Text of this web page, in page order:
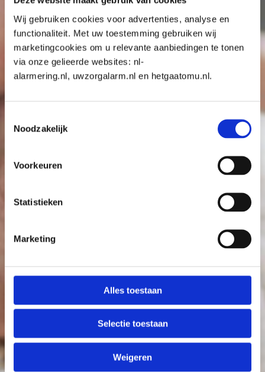
Wij gebruiken cookies voor advertenties, analyse en
functionaliteit. Met uw toestemming gebruiken wij
marketingcookies om u relevante aanbiedingen te tonen
via onze gelieerde websites: nl-
alarmering.nl, uwzorgalarm.nl en hetgaatomu.nl.
Noodzakelijk
Voorkeuren
Statistieken
Marketing
Alles toestaan
Selectie toestaan
Weigeren
De voordelen van een alarm armband
voor ouderen
door Tommy
mei 8, 2026
kenmerken
mei 8, 2026
kenmerken Veiligheid en zelfstandigheid
zijn belangrijke waarden wanneer u…
Lees meer
Wat is het beste